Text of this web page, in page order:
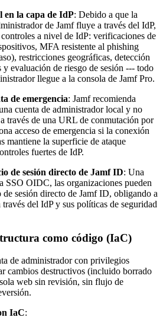
en la capa de IdP: Debido a que la
de Jamf fluye a través del IdP,
a nivel de IdP: verificaciones de
MFA resistente al phishing
restricciones geográficas, detección
y evaluación de riesgo de sesión --- todo
llegue a la consola de Jamf Pro.
de emergencia: Jamf recomienda
cuenta de administrador local y no
través de una URL de conmutación por
acceso de emergencia si la conexión
mantiene la superficie de ataque
fuertes de IdP.
de sesión directo de Jamf ID: Una
SSO OIDC, las organizaciones pueden
sesión directo de Jamf ID, obligando a
del IdP y sus políticas de seguridad
como código (IaC)
de administrador con privilegios
cambios destructivos (incluido borrado
web sin revisión, sin flujo de
IaC: